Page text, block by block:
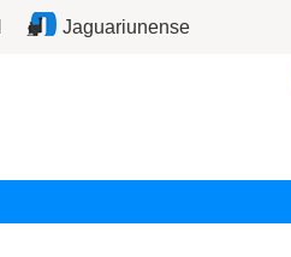
Jaguariunense